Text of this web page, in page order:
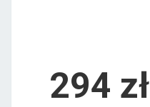
294 zł